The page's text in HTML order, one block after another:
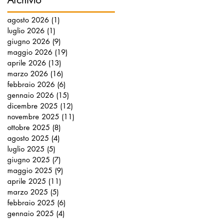
agosto 2026 (1)
luglio 2026 (1)
giugno 2026 (9)
maggio 2026 (19)
aprile 2026 (13)
marzo 2026 (16)
febbraio 2026 (6)
gennaio 2026 (15)
dicembre 2025 (12)
novembre 2025 (11)
ottobre 2025 (8)
agosto 2025 (4)
luglio 2025 (5)
giugno 2025 (7)
maggio 2025 (9)
aprile 2025 (11)
marzo 2025 (5)
febbraio 2025 (6)
gennaio 2025 (4)